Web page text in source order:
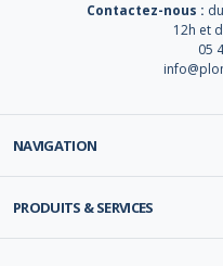
Contactez-nous :
12h et
05
NAVIGATION
PRODUITS & SERVICES